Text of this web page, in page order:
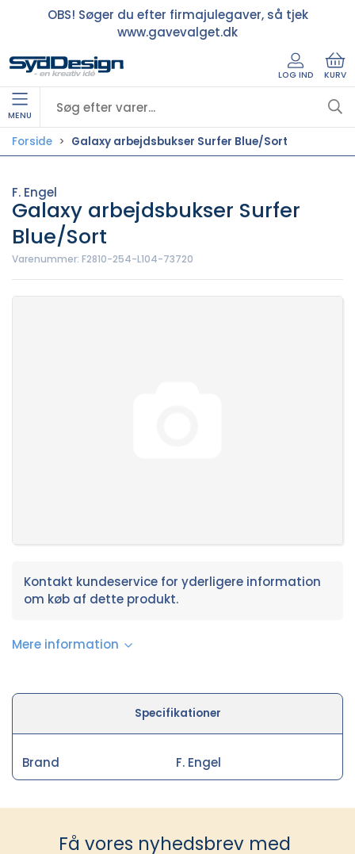
OBS! Søger du efter firmajulegaver, så tjek
www.gavevalget.dk
LOG IND KURV
MENU
Forside Galaxy arbejdsbukser Surfer Blue/Sort
F. Engel
Galaxy arbejdsbukser Surfer
Blue/Sort
Varenummer: F2810-254-L104-73720
Kontakt kundeservice for yderligere information
om køb af dette produkt.
Mere information
Specifikationer
Brand F. Engel
Få vores nyhedsbrev med